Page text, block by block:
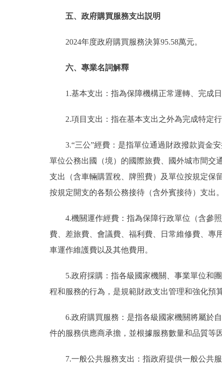
五、政府購買服務支出説明
2024年度政府購買服務決算95.58萬元。
六、專業名詞解釋
1.基本支出：指為保障機構正常運轉、完成
2.項目支出：指在基本支出之外為完成特定
3.“三公”經費：是指單位通過財政撥款資金
單位公務出國（境）的國際旅費、國外城市間交
支出（含車輛購置稅、牌照費）及單位按規定保
按規定開支的各類公務接待（含外賓接待）支出
4.機關運作經費：指為保障行政單位（含參
費、差旅費、會議費、福利費、日常維修費、專
車運作維護費以及其他費用。
5.政府採購：指各級國家機關、事業單位和
程和服務的行為，是規範財政支出管理和強化預
6.政府購買服務：是指各級國家機關將屬於
件的服務供應商承擔，並根據服務數量和品質等
7.一般公共服務支出：指政府提供一般公共